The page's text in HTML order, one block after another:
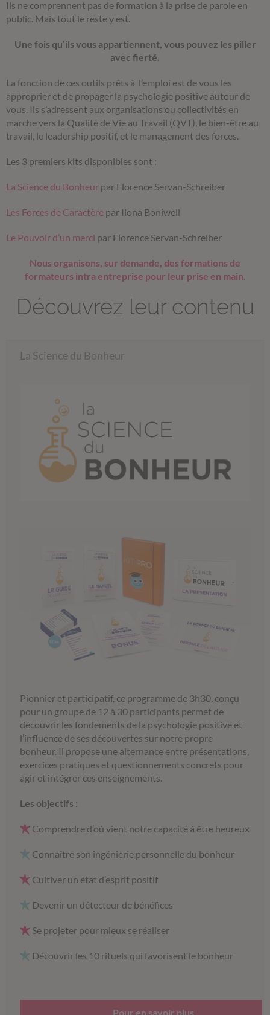
Ils ne comprennent pas de formation à la prise de parole en
public. Mais tout le reste y est.
Une fois qu’ils vous appartiennent, vous pouvez les piller
avec fierté.
La fonction de ces outils prêts à l’emploi est de vous les
approprier et de propager la psychologie positive autour de
vous. Ils s’adressent aux organisations ou collectivités en
marche vers la Qualité de Vie au Travail (QVT), le bien-être au
travail, le leadership positif, et le management des forces.
Les 3 premiers kits disponibles sont :
La Science du Bonheur par Florence Servan-Schreiber
Les Forces de Caractère par Ilona Boniwell
Le Pouvoir d’un merci par Florence Servan-Schreiber
Nous organisons, sur demande, des formations de
formateurs intra entreprise pour leur prise en main.
Découvrez leur contenu
La Science du Bonheur
Pionnier et participatif, ce programme de 3h30, conçu
pour un groupe de 12 à 30 participants permet de
découvrir les fondements de la psychologie positive et
l’influence de ses découvertes sur notre propre
bonheur. Il propose une alternance entre présentations,
exercices pratiques et questionnements concrets pour
agir et intégrer ces enseignements.
Les objectifs :
Comprendre d’où vient notre capacité à être heureux
Connaître son ingénierie personnelle du bonheur
Cultiver un état d’esprit positif
Devenir un détecteur de bénéfices
Se projeter pour mieux se réaliser
Découvrir les 10 rituels qui favorisent le bonheur
Pour en savoir plus